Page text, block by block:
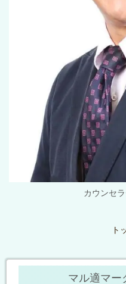
カウンセ
ト
マル適マー